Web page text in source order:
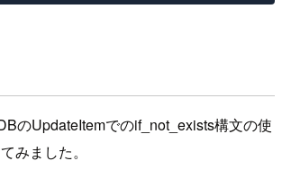
のUpdateItemでのif_not_exists構文の使
みました。